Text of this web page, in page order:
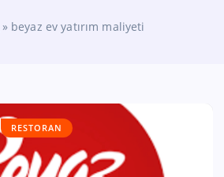
» beyaz ev yatırım maliyeti
RESTORAN